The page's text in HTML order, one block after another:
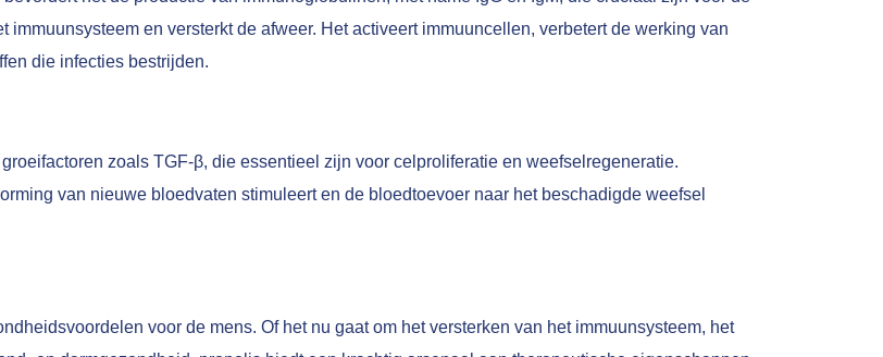
en versterkt de afweer. Het activeert immuuncellen, verbetert de werking van
die infecties bestrijden.
zoals TGF-β, die essentieel zijn voor celproliferatie en weefselregeneratie.
van nieuwe bloedvaten stimuleert en de bloedtoevoer naar het beschadigde weefsel
voor de mens. Of het nu gaat om het versterken van het immuunsysteem, het